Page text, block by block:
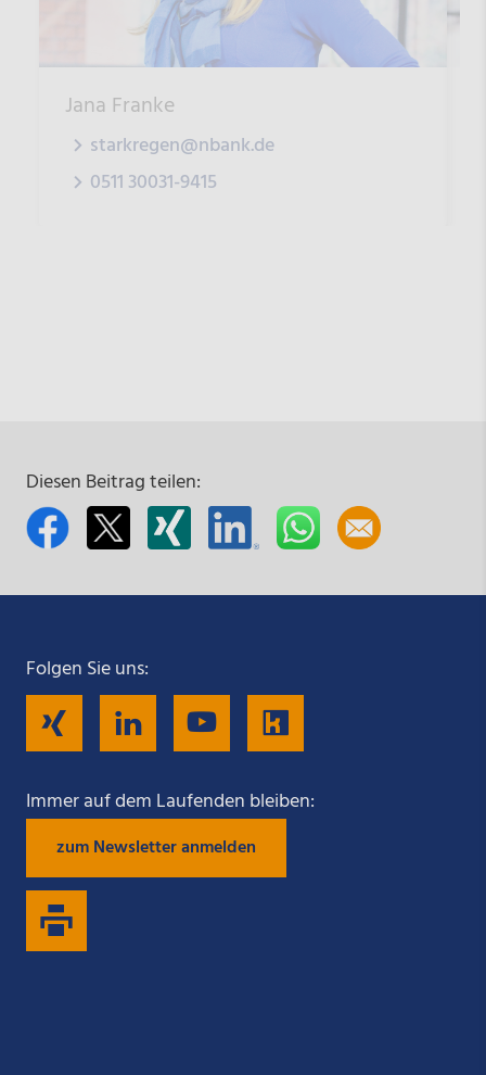
Jana Franke
starkregen@nbank.de
0511 30031-9415
Diesen Beitrag teilen:
Folgen Sie uns:
Folgen
Sie
uns
auf
Folgen
Sie
uns
Folgen
Sie
uns
Sie
Immer auf dem Laufenden bleiben:
zum Newsletter anmelden